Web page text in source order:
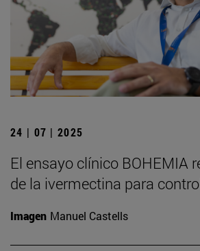
24 | 07 | 2025
El ensayo clínico BOHEMIA
de la ivermectina para
Imagen Manuel Castells